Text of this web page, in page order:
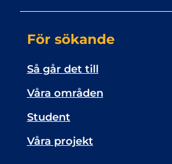
För sökande
Så går det till
Våra områden
Student
Våra projekt